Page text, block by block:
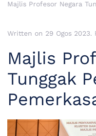
Majlis Profesor Negara
Written on 29 Ogos 2023.
Majlis
Tunggak